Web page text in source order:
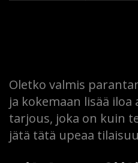
Oletko valmis
ja kokemaan lisää iloa
tarjous, joka on kuin
jätä tätä upeaa